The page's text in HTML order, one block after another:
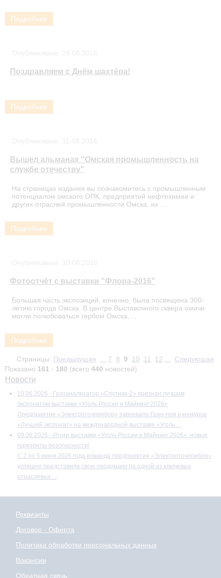
Подробнее
Поздравляем с Днём шахтёра!
Подробнее
Вышел альманах "Омская промышленность на
службе отечеству"
На страницах издания вы познакомитесь с промышленным
потенциалом омского ОПК, предприятий нефтехимии и
других отраслей промышленности Омска, их ...
Подробнее
Фотоотчёт с выставки "Флора-2016"
Большая часть экспозиций, конечно, была посвящена 300-
летию города Омска. В центре Выставочного сквера омичи
могли полюбоваться гербом Омска, ...
Подробнее
Страницы: Предыдущая 7 8 9 10 11 12
Следующая
Показано 161 - 180 (всего 440 новостей)
Новости
10.06.2026 - Газоанализатор «Спутник-2» признан лучшим
экспонатом выставки «Уголь России и Майнинг 2026»
Предприятие «Электроточприбор» завоевало Гран-при в конкурсе
«Лучший экспонат» на международной выставке «Уголь ...
09.06.2026 - Итоги выставки «Уголь России и Майнинг 2026»: новые
горизонты безопасности!
С 2 по 5 июня 2026 года команда предприятия «Электроточприбор»
успешно представила свою продукцию на одной из ключевых
отраслевых ...
Реквизиты
Договор - Оферта
Политика обработки персональных данных
Вакансии
Обратная связь